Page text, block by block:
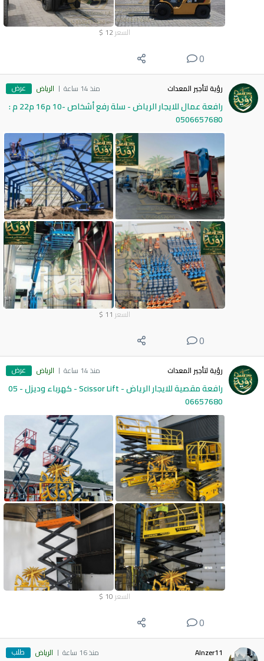
السعر 12
$
0
رؤية لتأجير المعدات منذ 14 ساعة الرياض عرض
رافعة عمال للايجار الرياض - سلة رفع أشخاص -10 م16 م22 م :
0506657680
السعر 11
$
0
رؤية لتأجير المعدات منذ 14 ساعة الرياض عرض
رافعة مقصية للايجار الرياض - Scissor Lift - كهرباء وديزل - 05
06657680
السعر 10
$
0
Alnzer11 منذ 16 ساعة الرياض طلب